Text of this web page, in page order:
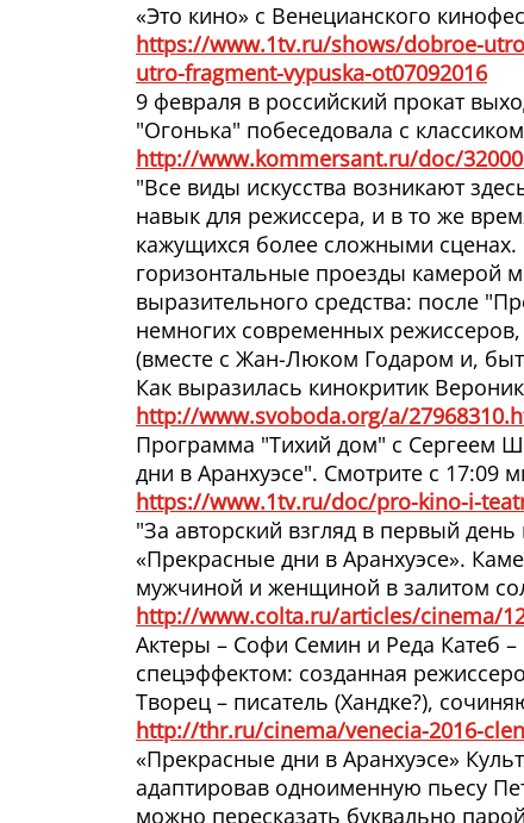
«Это кино» с Венецианского
https://www.1tv.ru/shows/dobroe-
utro-fragment-vypuska-ot07092016
9 февраля в российский прокат
"Огонька" побеседовала с классиком
http://www.kommersant.ru/doc/
"Все виды искусства возникают
навык для режиссера, и в то же
кажущихся более сложными сценах.
горизонтальные проезды камерой
выразительного средства: после
немногих современных
(вместе с Жан-Люком Годаром и,
Как выразилась кинокритик
http://www.svoboda.org/a/
Программа "Тихий дом" с Сергеем
дни в Аранхуэсе". Смотрите с 17:09
https://www.1tv.ru/doc/pro-kino-i-
"За авторский взгляд в первый
«Прекрасные дни в Аранхуэсе».
мужчиной и женщиной в залитом
http://www.colta.ru/articles/cinema/
Актеры – Софи Семин и Реда Катеб –
спецэффектом: созданная
Творец – писатель (Хандке?),
http://thr.ru/cinema/venecia-2016-
«Прекрасные дни в Аранхуэсе»
адаптировав одноименную пьесу
можно пересказать буквально